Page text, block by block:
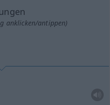
anklicken/antippen)